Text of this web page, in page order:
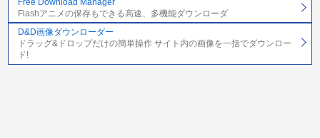
Free Download Manager
Flashアニメの保存もできる高速、多機能ダウンローダ
D&D画像ダウンローダー
ドラッグ&ドロップだけの簡単操作 サイト内の画像を一括でダウンロー
ド!